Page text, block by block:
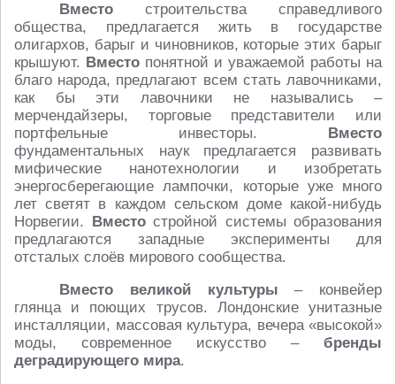
Вместо строительства справедливого
общества, предлагается жить в государстве
олигархов, барыг и чиновников, которые этих барыг
крышуют. Вместо понятной и уважаемой работы на
благо народа, предлагают всем стать лавочниками,
как бы эти лавочники не назывались –
мерчендайзеры, торговые представители или
портфельные инвесторы. Вместо
фундаментальных наук предлагается развивать
мифические нанотехнологии и изобретать
энергосберегающие лампочки, которые уже много
лет светят в каждом сельском доме какой-нибудь
Норвегии. Вместостройной системы образования
предлагаются западные эксперименты для
отсталых слоёв мирового сообщества.
Вместо великой культуры – конвейер
глянца и поющих трусов. Лондонские унитазные
инсталляции, массовая культура, вечера «высокой»
моды, современное искусство – бренды
деградирующего мира.